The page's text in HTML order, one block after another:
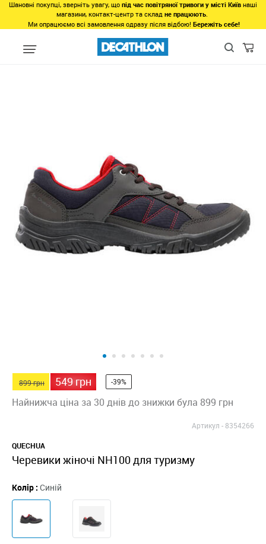
Шановні покупці, зверніть увагу, що під час повітряної тривоги у місті Київ наші
магазини, контакт-центр та склад не працюють.
Ми опрацюємо всі замовлення одразу після відбою! Бережіть себе!
Види спорту Туризм, Кемпiнг Туризм - Походи - Трекінг
899 грн 549 грн -39%
Найнижча ціна за 30 днів до знижки була 899 грн
Артикул -8354266
QUECHUA
Черевики жіночі NH100 для туризму
Колір : Синій